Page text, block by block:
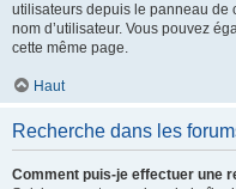
utilisateurs depuis le panneau de
nom d’utilisateur. Vous pouvez
cette même page.
Haut
Recherche dans les
Comment puis-je effectuer une